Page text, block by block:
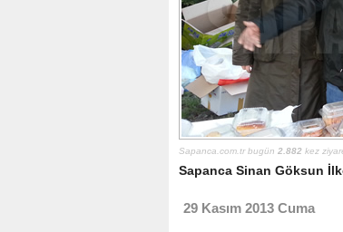
Sapanca.com.tr bugün 2.882kez
Sapanca Sinan Göksun
29 Kasım 2013 Cuma